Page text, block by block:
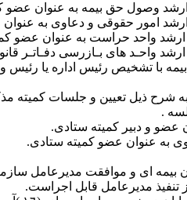
مدیرعامل قابل اجراست.